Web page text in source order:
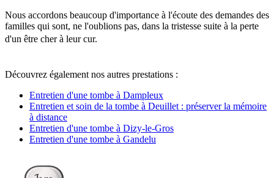
Nous accordons beaucoup d'importance à l'écoute des demandes des
familles qui sont, ne l'oublions pas, dans la tristesse suite à la perte
d'un être cher à leur cur.
Découvrez également nos autres prestations :
Entretien d'une tombe à Dampleux
Entretien et soin de la tombe à Deuillet : préserver la mémoire
à distance
Entretien d'une tombe à Dizy-le-Gros
Entretien d'une tombe à Gandelu